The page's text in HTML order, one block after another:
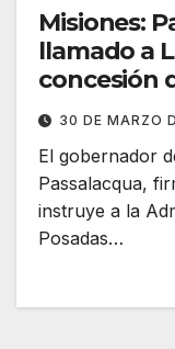
Misiones:
llamado a
concesión
30 DE MARZO
El gobernador
Passalacqua,
instruye a la
Posadas…